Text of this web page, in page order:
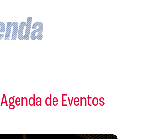
Agenda de Eventos
ROTEIROS EXISTENTES